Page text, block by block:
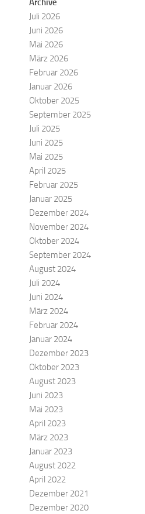
Archive
Juli 2026
Juni 2026
Mai 2026
März 2026
Februar 2026
Januar 2026
Oktober 2025
September 2025
Juli 2025
Juni 2025
Mai 2025
April 2025
Februar 2025
Januar 2025
Dezember 2024
November 2024
Oktober 2024
September 2024
August 2024
Juli 2024
Juni 2024
März 2024
Februar 2024
Januar 2024
Dezember 2023
Oktober 2023
August 2023
Juni 2023
Mai 2023
April 2023
März 2023
Januar 2023
August 2022
April 2022
Dezember 2021
Dezember 2020